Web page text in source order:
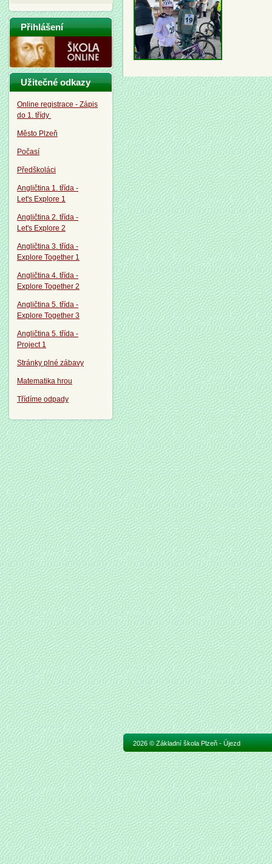
Přihlášení
Užitečné odkazy
Online registrace - Zápis
do 1. třídy
Město Plzeň
Počasí
Předškoláci
Angličtina 1. třída -
Let's Explore 1
Angličtina 2. třída -
Let's Explore 2
Angličtina 3. třída -
Explore Together 1
Angličtina 4. třída -
Explore Together 2
Angličtina 5. třída -
Explore Together 3
Angličtina 5. třída -
Project 1
Stránky plné zábavy
Matematika hrou
Třídíme odpady
2026 © Základní škola Plzeň - Újezd